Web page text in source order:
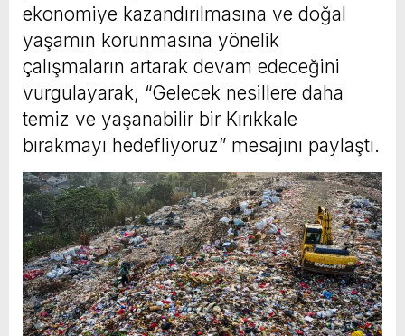
ekonomiye kazandırılmasına ve doğal
yaşamın korunmasına yönelik
çalışmaların artarak devam edeceğini
vurgulayarak, “Gelecek nesillere daha
temiz ve yaşanabilir bir Kırıkkale
bırakmayı hedefliyoruz” mesajını paylaştı.